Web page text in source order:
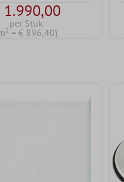
1.990,00
per Stuk
= € 896,40)